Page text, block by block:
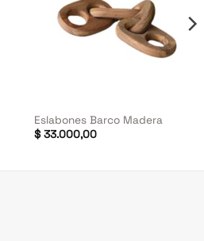
Eslabones Barco Madera
$33.000,00